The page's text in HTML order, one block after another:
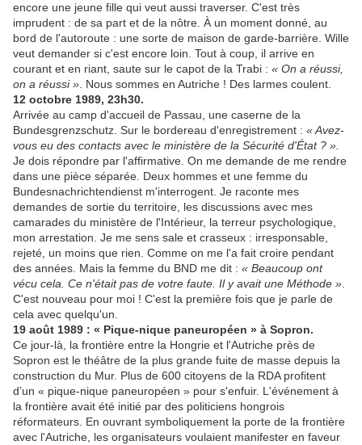
encore une jeune fille qui veut aussi traverser. C'est très
imprudent : de sa part et de la nôtre. À un moment donné, au
bord de l'autoroute : une sorte de maison de garde-barrière. Wille
veut demander si c'est encore loin. Tout à coup, il arrive en
courant et en riant, saute sur le capot de la Trabi : « On a réussi,
on a réussi » . Nous sommes en Autriche ! Des larmes coulent.
12 octobre 1989, 23h30.
Arrivée au camp d'accueil de Passau, une caserne de la
Bundesgrenzschutz. Sur le bordereau d'enregistrement : « Avez-
vous eu des contacts avec le ministère de la Sécurité d'État ? ».
Je dois répondre par l'affirmative. On me demande de me rendre
dans une pièce séparée. Deux hommes et une femme du
Bundesnachrichtendienst m'interrogent. Je raconte mes
demandes de sortie du territoire, les discussions avec mes
camarades du ministère de l'Intérieur, la terreur psychologique,
mon arrestation. Je me sens sale et crasseux : irresponsable,
rejeté, un moins que rien. Comme on me l'a fait croire pendant
des années. Mais la femme du BND me dit : « Beaucoup ont
vécu cela. Ce n'était pas de votre faute. Il y avait une Méthode »
C'est nouveau pour moi ! C'est la première fois que je parle de
cela avec quelqu'un.
19 août 1989 : « Pique-nique paneuropéen » à Sopron.
Ce jour-là, la frontière entre la Hongrie et l'Autriche près de
Sopron est le théâtre de la plus grande fuite de masse depuis la
construction du Mur. Plus de 600 citoyens de la RDA profitent
d’un « pique-nique paneuropéen » pour s'enfuir. L'événement à
la frontière avait été initié par des politiciens hongrois
réformateurs. En ouvrant symboliquement la porte de la frontière
avec l'Autriche, les organisateurs voulaient manifester en faveur